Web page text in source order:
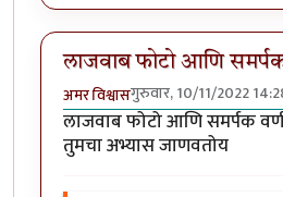
लाजवाब फोटो आणि
अमर विश्वासगुरुवार, 10/11/2022
लाजवाब फोटो आणि समर्पक
तुमचा अभ्यास जाणवतोय